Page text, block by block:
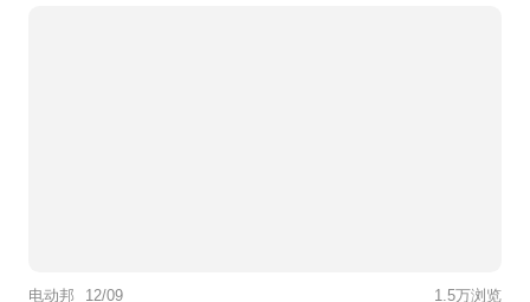
电动邦 12/09 1.5万浏览